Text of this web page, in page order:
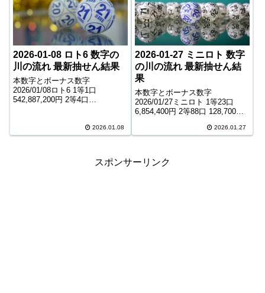
2026-01-08 ロト6 数字の
川の流れ 最新抽せん結果
本数字とボーナス数字
2026/01/08ロト6 1等1口
542,887,200円 2等4口
185,431口 1,000円 キャリーオー
バー ...
2026.01.08
2026-01-27 ミニロト 数字
の川の流れ 最新抽せん結
果
本数字とボーナス数字
2026/01/27ミニロト 1等23口
6,854,400円 2等88口 128,700円
900円 ＊抽せんの結果は最終的
2026.01.27
スポンサーリンク